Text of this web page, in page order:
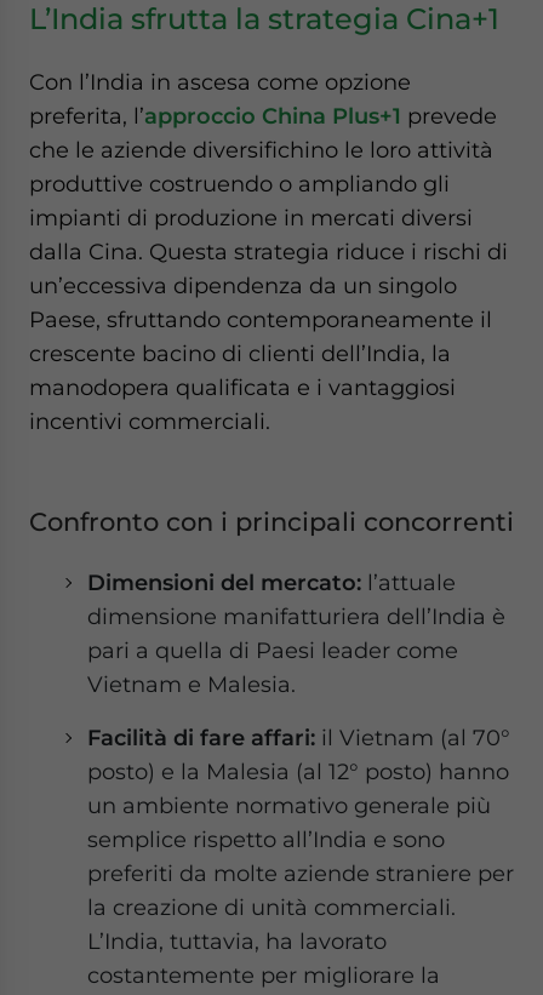
L’India sfrutta la strategia Cina+1
Con l’India in ascesa come opzione
preferita, l’approccio China Plus+1 prevede
che le aziende diversifichino le loro attività
produttive costruendo o ampliando gli
impianti di produzione in mercati diversi
dalla Cina. Questa strategia riduce i rischi di
un’eccessiva dipendenza da un singolo
Paese, sfruttando contemporaneamente il
crescente bacino di clienti dell’India, la
manodopera qualificata e i vantaggiosi
incentivi commerciali.
Confronto con i principali concorrenti
Dimensioni del mercato: l’attuale
dimensione manifatturiera dell’India è
pari a quella di Paesi leader come
Vietnam e Malesia.
Facilità di fare affari: il Vietnam (al 70°
posto) e la Malesia (al 12° posto) hanno
un ambiente normativo generale più
semplice rispetto all’India e sono
preferiti da molte aziende straniere per
la creazione di unità commerciali.
L’India, tuttavia, ha lavorato
costantemente per migliorare la